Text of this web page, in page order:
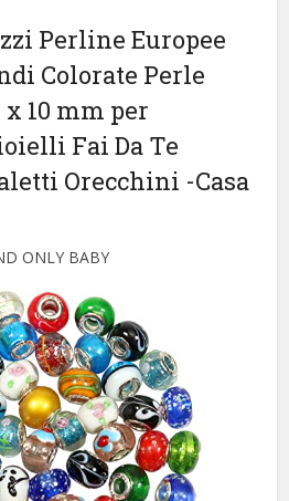
Perline Europee
Colorate Perle
x 10 mm per
Fai Da Te
Orecchini -Casa
ONLY BABY